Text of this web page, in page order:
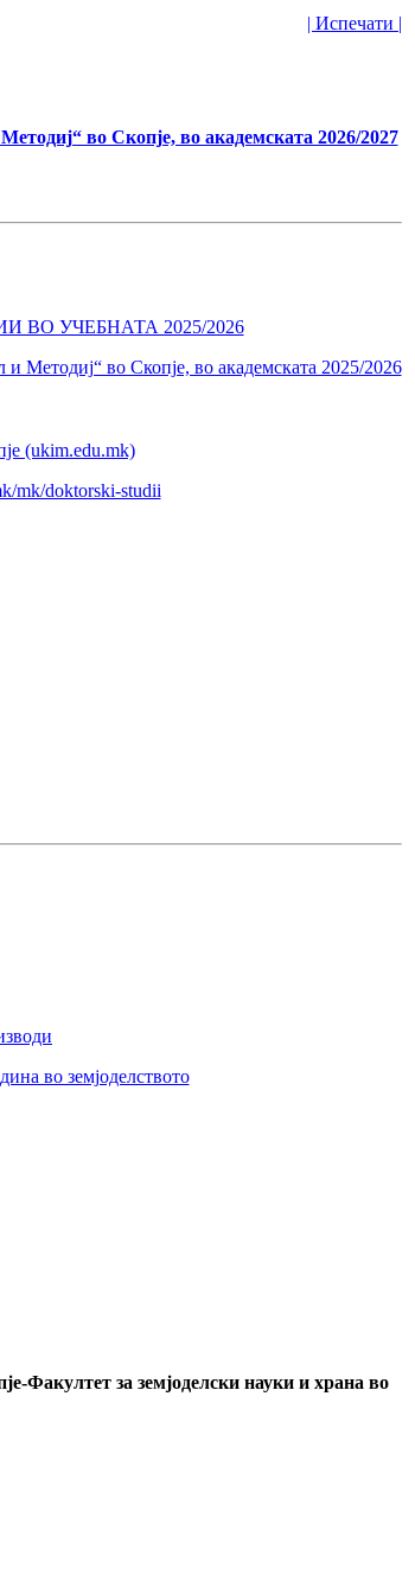
| Испечати |
во Скопје, во академската 2026/2027
УЧЕБНАТА 2025/2026
во Скопје, во академската 2025/2026
(ukim.edu.mk)
mk/doktorski-studii
во земјоделството
-Факултет за земјоделски науки и храна во